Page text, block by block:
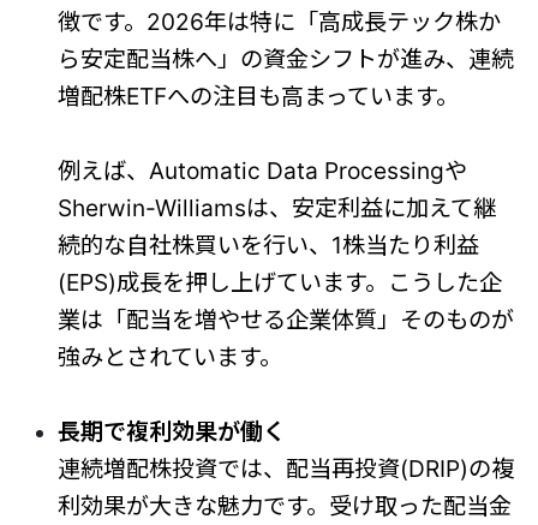
徴です。2026年は特に「高成長テック株か
ら安定配当株へ」の資金シフトが進み、連続
増配株ETFへの注目も高まっています。
例えば、Automatic Data Processingや
Sherwin-Williamsは、安定利益に加えて継
続的な自社株買いを行い、1株当たり利益
(EPS)成長を押し上げています。こうした企
業は「配当を増やせる企業体質」そのものが
強みとされています。
長期で複利効果が働く
連続増配株投資では、配当再投資(DRIP)の複
利効果が大きな魅力です。受け取った配当金